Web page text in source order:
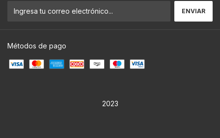
Métodos de pago
2023